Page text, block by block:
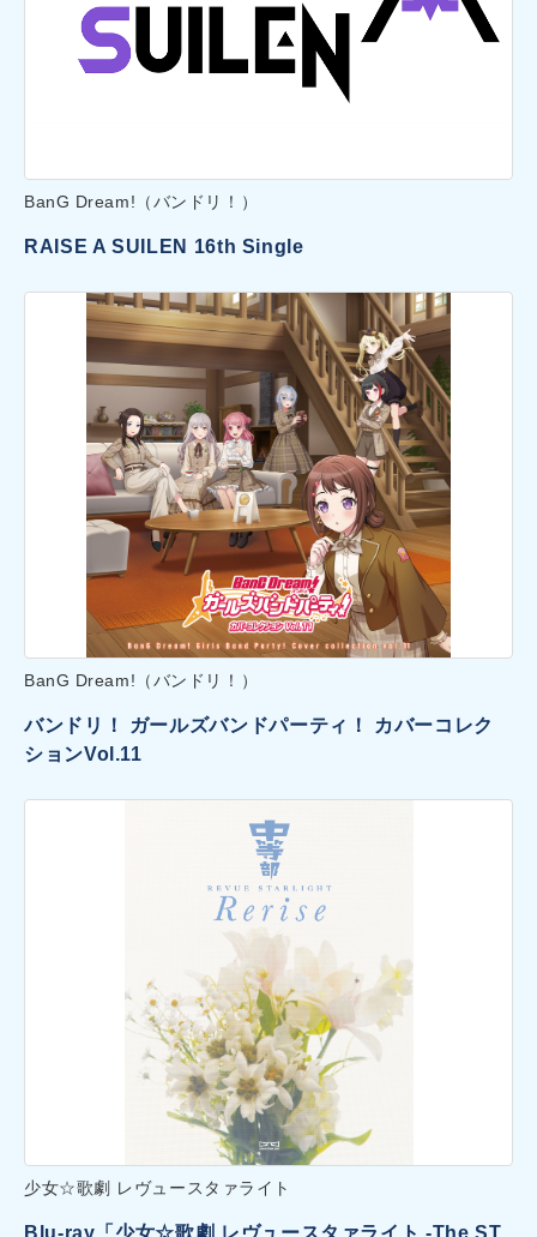
BanG Dream!（バンドリ！）
RAISE A SUILEN 16th Single
BanG Dream!（バンドリ！）
バンドリ！ ガールズバンドパーティ！ カバーコレク
ションVol.11
少女☆歌劇 レヴュースタァライト
Blu-ray「少女☆歌劇 レヴュースタァライト -The ST